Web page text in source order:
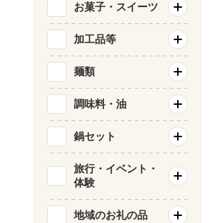
お菓子・スイーツ
加工品等
麺類
調味料・油
鍋セット
旅行・イベント・
体験
地域のお礼の品